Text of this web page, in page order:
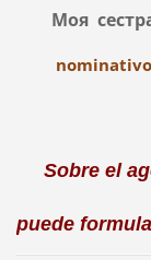
Моя
nominativo
Sobre el
puede